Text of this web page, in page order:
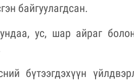
байгуулагдсан.
ус, шар айраг
бүтээгдэхүүн